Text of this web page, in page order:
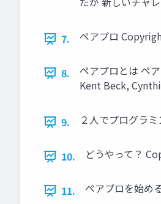
7. ペアプロ
8.
ペアプロとは ペ
Kent Beck,
9. ２人でプログラ
10. どうやって？
11. ペアプロを始め